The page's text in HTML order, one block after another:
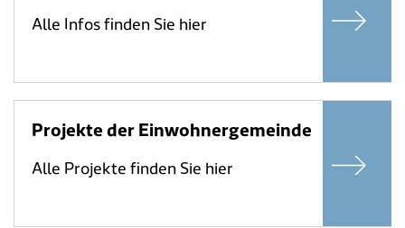
Alle Infos finden Sie hier
Projekte der Einwohnergemeinde
Alle Projekte finden Sie hier